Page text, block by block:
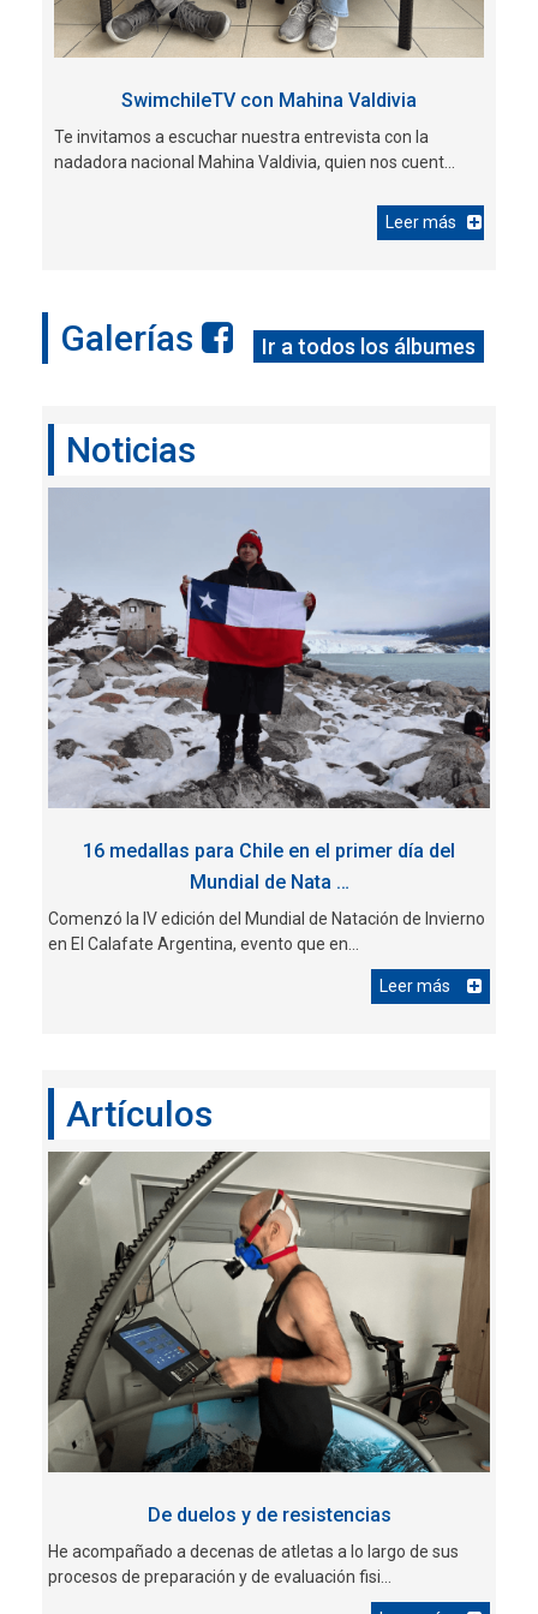
SwimchileTV con Mahina Valdivia
Te invitamos a escuchar nuestra entrevista con la
nadadora nacional Mahina Valdivia, quien nos cuent...
Leer más
Galerías Ir a todos los álbumes
Noticias
16 medallas para Chile en el primer día del
Mundial de Nata …
Comenzó la IV edición del Mundial de Natación de Invierno
en El Calafate Argentina, evento que en...
Leer más
Artículos
De duelos y de resistencias
He acompañado a decenas de atletas a lo largo de sus
procesos de preparación y de evaluación fisi...